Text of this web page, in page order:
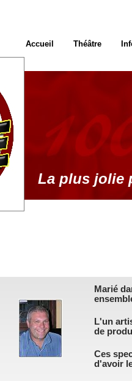
Marié
L'un
de
Ces
d'avoir
La plus jolie
Accueil Théâtre